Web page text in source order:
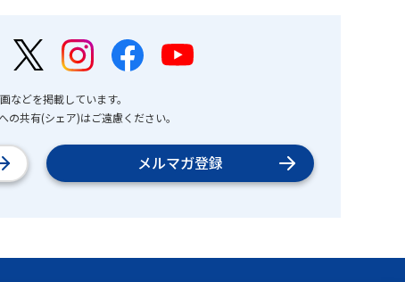
などを掲載しています。
共有(シェア)はご遠慮ください。
メルマガ登録